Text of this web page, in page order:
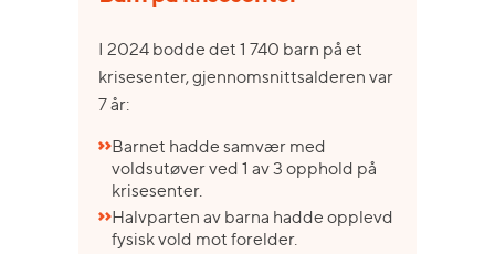
I 2024 bodde det 1 740 barn på et
krisesenter, gjennomsnittsalderen var
7 år:
Barnet hadde samvær med
voldsutøver ved 1 av 3 opphold på
krisesenter.
Halvparten av barna hadde opplevd
fysisk vold mot forelder.